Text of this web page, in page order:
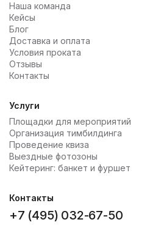
Наша команда
Кейсы
Блог
Доставка и оплата
Условия проката
Отзывы
Контакты
Услуги
Площадки для мероприятий
Организация тимбилдинга
Проведение квиза
Выездные фотозоны
Кейтеринг: банкет и фуршет
Контакты
+7 (495) 032-67-50